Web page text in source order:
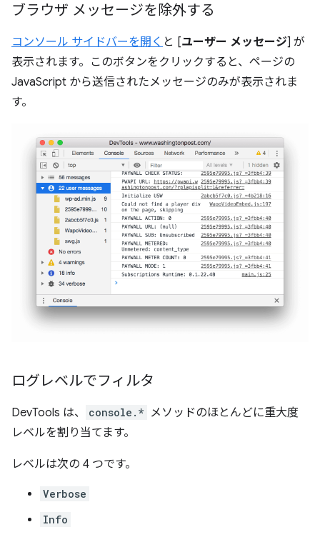
ブラウザ メッセージを除外する
コンソール サイドバーを開く と [ユーザー メッセージ] が
表示されます。このボタンをクリックすると、ページの
JavaScript から送信されたメッセージのみが表示されま
す。
ログレベルでフィルタ
DevTools は、 console.* メソッドのほとんどに重大度
レベルを割り当てます。
レベルは次の 4 つです。
Verbose
Info